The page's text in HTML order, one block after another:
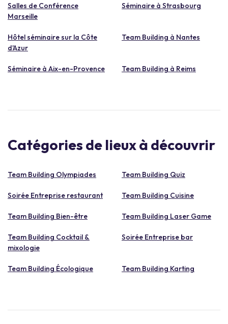
Salles de Conférence
Marseille
Séminaire à Strasbourg
Hôtel séminaire sur la Côte
d'Azur
Team Building à Nantes
Séminaire à Aix-en-Provence Team Building à Reims
Catégories de lieux à découvrir
Team Building Olympiades Team Building Quiz
Soirée Entreprise restaurant Team Building Cuisine
Team Building Bien-être Team Building Laser Game
Team Building Cocktail &
mixologie
Soirée Entreprise bar
Team Building Écologique Team Building Karting